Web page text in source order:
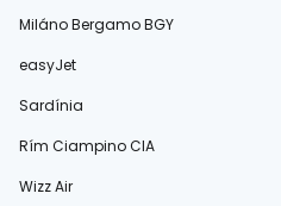
Miláno Bergamo BGY
easyJet
Sardínia
Rím Ciampino CIA
Wizz Air